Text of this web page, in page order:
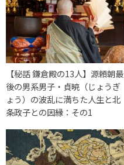
【秘話 鎌倉殿の13人】源頼朝最
後の男系男子・貞暁（じょうぎ
ょう）の波乱に満ちた人生と北
条政子との因縁：その1